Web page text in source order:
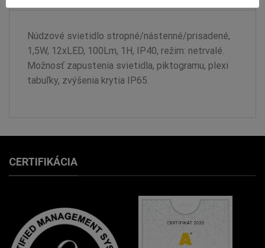
Núdzové svietidlo stropné/nástenné/prisadené,
1,5W, 12xLED, 100Lm, 1H, IP40, režim: netrvalé.
Možnosť zapustenia svietidla, piktogramu, plexi
tabuľky, zvýšenia krytia IP65.
CERTIFIKÁCIA